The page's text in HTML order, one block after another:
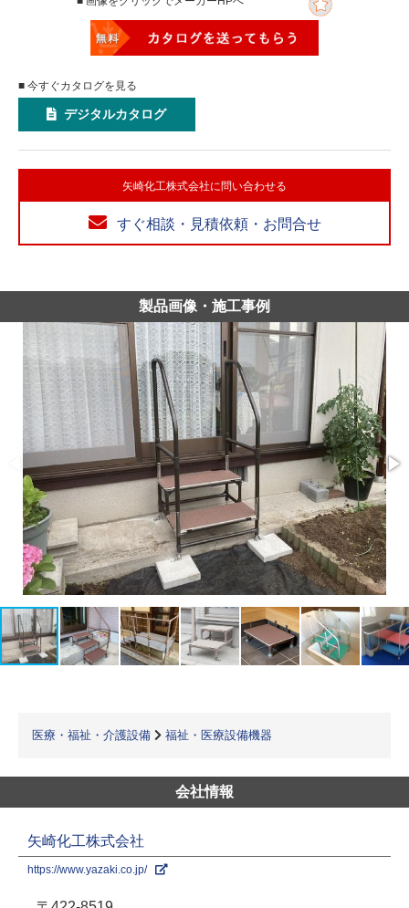
■ 今すぐカタログを見る
デジタルカタログ
矢崎化工株式会社に問い合わせる
すぐ相談・見積依頼・お問合せ
製品画像・施工事例
医療・福祉・介護設備 福祉・医療設備機器
会社情報
矢崎化工株式会社
https://www.yazaki.co.jp/